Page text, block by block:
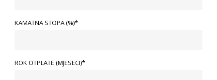
KAMATNA STOPA (%)*
ROK OTPLATE (MJESECI)*